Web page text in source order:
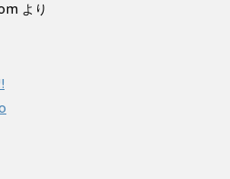
より